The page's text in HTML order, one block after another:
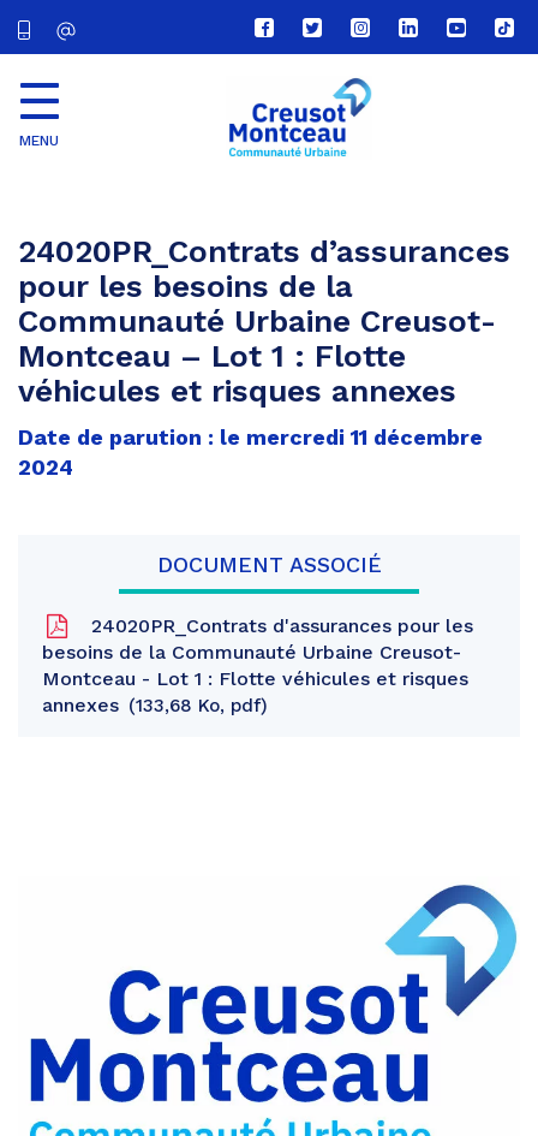
Lien
vers
compte
Facebook
Lien
vers
compte
Twitter
Lien
vers
le
compte
Lien
vers
Lien
vers
Lien
vers
MENU
24020PR_Contrats d’assurances
pour les besoins de la
Communauté Urbaine Creusot-
Montceau – Lot 1 : Flotte
véhicules et risques annexes
Date de parution : le mercredi 11 décembre
2024
DOCUMENT ASSOCIÉ
24020PR_Contrats d'assurances pour les
besoins de la Communauté Urbaine Creusot-
Montceau - Lot 1 : Flotte véhicules et risques
annexes
133,68 Ko, pdf
Facebook
Partager
Twitter
Partager
par
e-
mail